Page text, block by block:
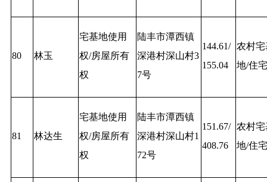
80 林玉
宅基地使用
权/房屋所有
权
陆丰市潭西镇
深港村深山村3
7号
144.61/
155.04
农村宅
地/住宅
81 林达生
宅基地使用
权/房屋所有
权
陆丰市潭西镇
深港村深山村1
72号
151.67/
408.76
农村宅
地/住宅